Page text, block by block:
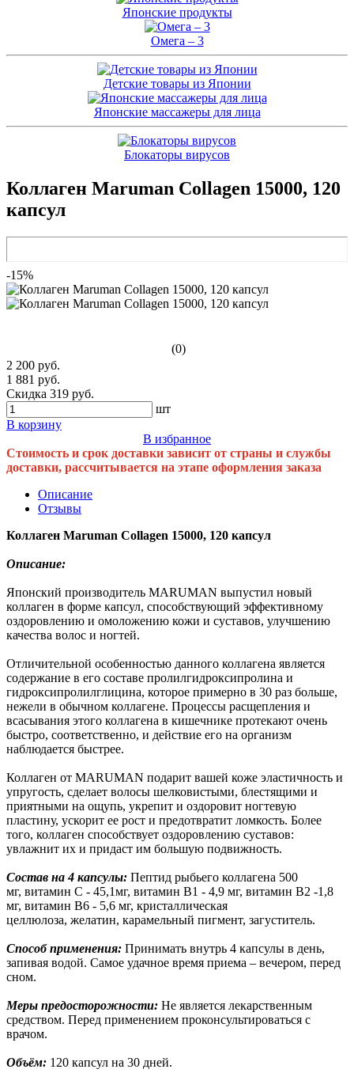
Японские продукты
Омега – 3
Детские товары из Японии
Японские массажеры для лица
Блокаторы вирусов
Коллаген Maruman Collagen 15000, 120
капсул
-15%
(0)
2 200 руб.
1 881 руб.
Скидка 319 руб.
шт
В корзину
В избранное
Стоимость и срок доставки зависит от страны и службы
доставки, рассчитывается на этапе оформления заказа
Описание
Отзывы
Коллаген Maruman Collagen 15000, 120 капсул
Описание:
Японский производитель MARUMAN выпустил новый
коллаген в форме капсул, способствующий эффективному
оздоровлению и омоложению кожи и суставов, улучшению
качества волос и ногтей.
Отличительной особенностью данного коллагена является
содержание в его составе пролилгидроксипролина и
гидроксипролилглицина, которое примерно в 30 раз больше,
нежели в обычном коллагене. Процессы расщепления и
всасывания этого коллагена в кишечнике протекают очень
быстро, соответственно, и действие его на организм
наблюдается быстрее.
Коллаген от MARUMAN подарит вашей коже эластичность и
упругость, сделает волосы шелковистыми, блестящими и
приятными на ощупь, укрепит и оздоровит ногтевую
пластину, ускорит ее рост и предотвратит ломкость. Более
того, коллаген способствует оздоровлению суставов:
увлажнит их и придаст им большую подвижность.
Состав на 4 капсулы: Пептид рыбьего коллагена 500
мг, витамин С - 45,1мг, витамин В1 - 4,9 мг, витамин В2 -1,8
мг, витамин В6 - 5,6 мг, кристаллическая
целлюлоза, желатин, карамельный пигмент, загуститель.
Способ применения: Принимать внутрь 4 капсулы в день,
запивая водой. Самое удачное время приема – вечером, перед
сном.
Меры предосторожности: Не является лекарственным
средством. Перед применением проконсультироваться с
врачом.
Объём: 120 капсул на 30 дней.